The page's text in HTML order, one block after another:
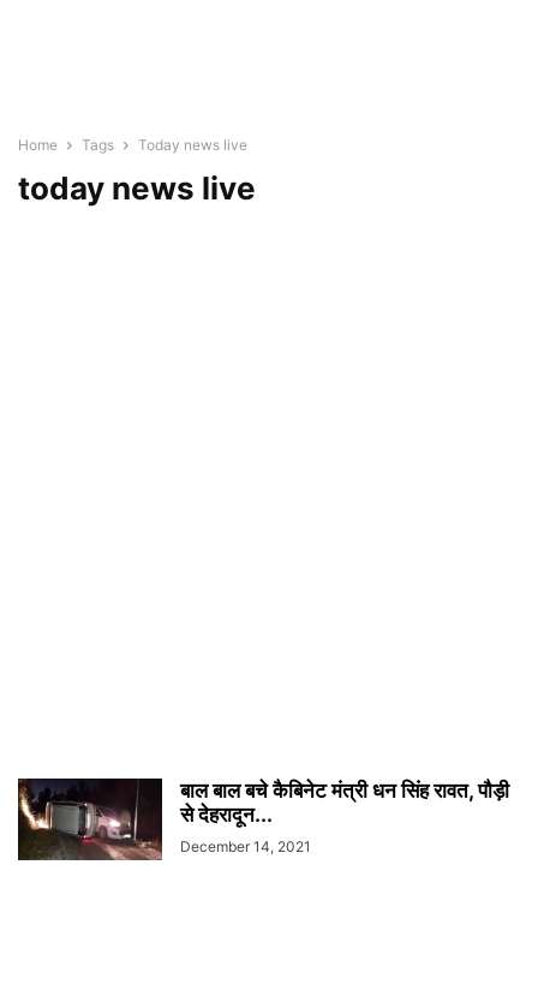
Home Tags Today news live
today news live
बाल बाल बचे कैबिनेट मंत्री धन सिंह रावत, पौड़ी
से देहरादून...
December 14, 2021